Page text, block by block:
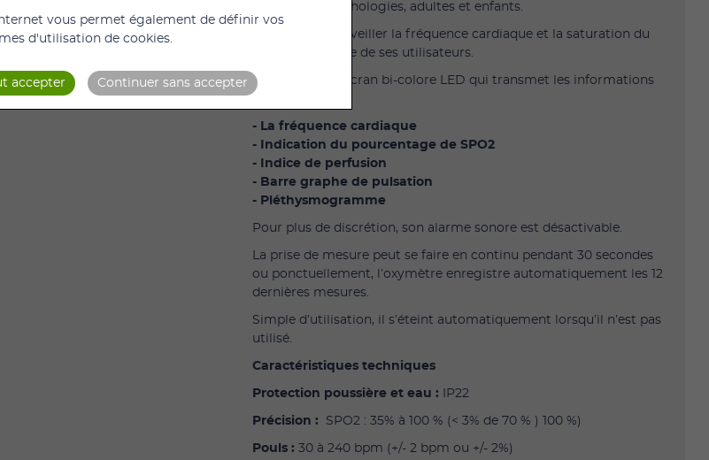
toutes les morphologies, adultes et enfants.
Il permet de surveiller la fréquence cardiaque et la saturation du
sang en oxygène de ses utilisateurs.
Il dispose d’un écran bi-colore LED qui transmet les informations
- La fréquence cardiaque
- Indication du pourcentage de SPO2
- Indice de perfusion
- Barre graphe de pulsation
- Pléthysmogramme
Pour plus de discrétion, son alarme sonore est désactivable.
La prise de mesure peut se faire en continu pendant 30 secondes
ou ponctuellement, l’oxymètre enregistre automatiquement les 12
dernières mesures.
Simple d’utilisation, il s’éteint automatiquement lorsqu’il n’est pas
utilisé.
Caractéristiques techniques
Protection poussière et eau : IP22
Précision : SPO2 : 35% à 100 % (< 3% de 70 % ) 100 %)
Pouls : 30 à 240 bpm (+/- 2 bpm ou +/- 2%)
vous permet également de définir vos
d'utilisation de cookies.
accepter Continuer sans accepter